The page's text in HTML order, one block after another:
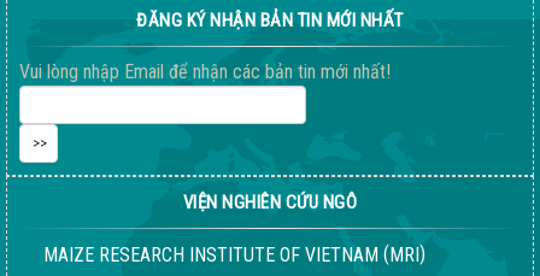
ĐĂNG KÝ NHẬN BẢN TIN MỚI NHẤT
Vui lòng nhập Email để nhận các bản tin mới nhất!
VIỆN NGHIÊN CỨU NGÔ
MAIZE RESEARCH INSTITUTE OF VIETNAM ( MRI )